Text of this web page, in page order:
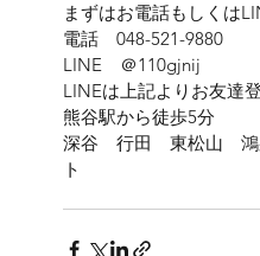
まずはお電話もしくは
電話　048-521-9880
LINE　＠110gjnij
LINEは上記よりお友達
熊谷駅から徒歩5分
深谷　行田　東松山　
ト